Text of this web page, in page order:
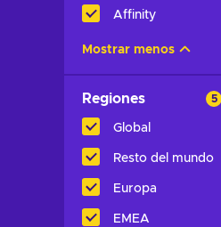
Affinity
Mostrar menos
Regiones 5
Global
Resto del mundo
Europa
EMEA